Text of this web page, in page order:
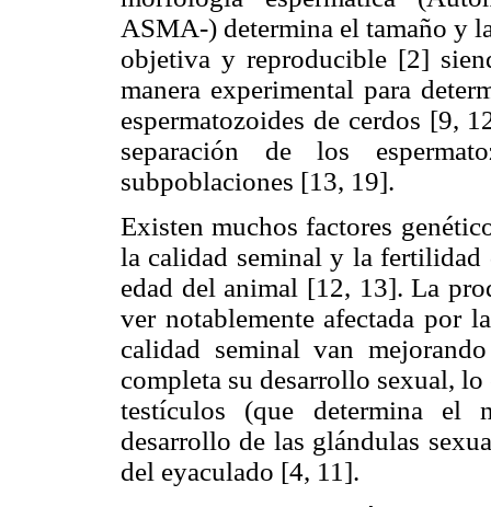
ASMA-) determina el tamaño y
objetiva y reproducible [2]
manera experimental para
espermatozoides de cerdos [9,
separación de los
subpoblaciones [13, 19].
Existen muchos factores
la calidad seminal y la fertilidad
edad del animal [12, 13]. La
ver notablemente afectada por
calidad seminal van
completa su desarrollo sexual,
testículos (que determina el
desarrollo de las glándulas
del eyaculado [4, 11].